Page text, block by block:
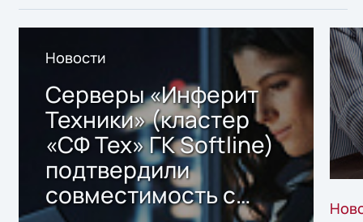
Новости
Серверы «Инферит
Техники» (кластер
«СФ Тех» ГК Softline)
подтвердили
совместимость с